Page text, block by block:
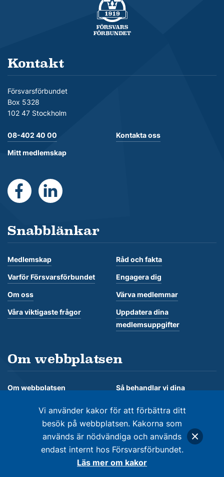
Vi använder kakor för att förbättra ditt
besök på webbplatsen. Kakorna som
används är nödvändiga och används
endast internt hos Försvarsförbundet.
Läs mer om kakor
Kontakt
Försvarsförbundet
Box 5328
102 47 Stockholm
08-402 40 00
Mitt medlemskap
Kontakta oss
https://www.facebook.com/Forsvarsforbundet
https://se.linkedin.com/company/
Snabblänkar
Medlemskap
Varför Försvarsförbundet
Om oss
Våra viktigaste frågor
Råd och fakta
Engagera dig
Värva medlemmar
Uppdatera dina
medlemsuppgifter
Om webbplatsen
Om webbplatsen
Så behandlar vi dina
© Försvarsförbundet 2026. Alla rättigheter förbehålles